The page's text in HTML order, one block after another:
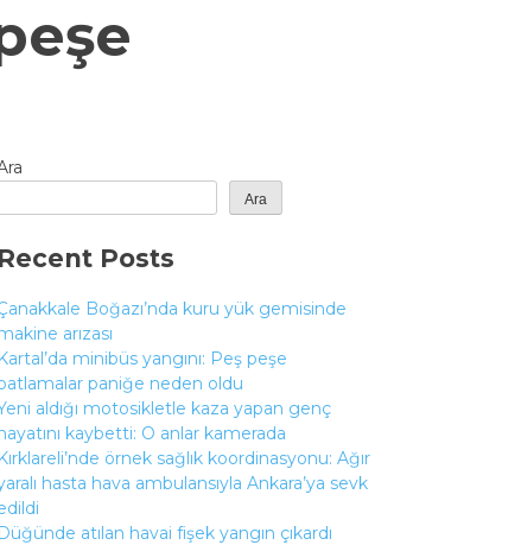
Ara
Recent Posts
Boğazı’nda kuru yük gemisinde
arızası
Kartal’da minibüs yangını: Peş peşe
paniğe neden oldu
aldığı motosikletle kaza yapan genç
hayatını kaybetti: O anlar kamerada
Kırklareli’nde örnek sağlık koordinasyonu: Ağır
hasta hava ambulansıyla Ankara’ya sevk
Düğünde atılan havai fişek yangın çıkardı